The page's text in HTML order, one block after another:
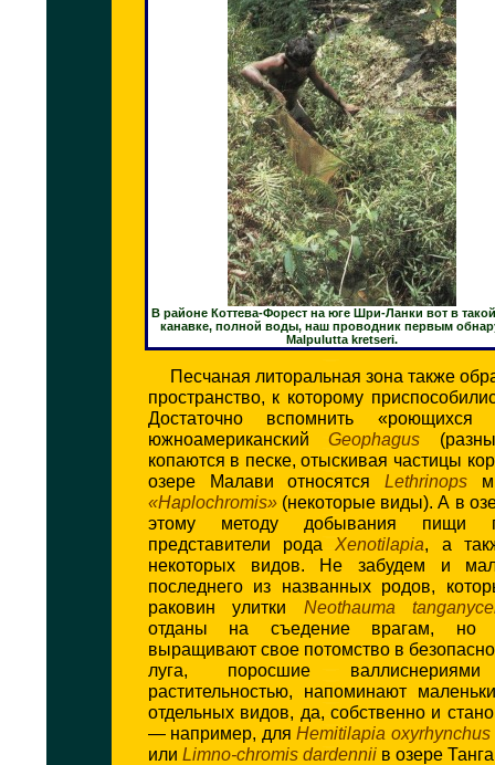
В районе Коттева-Форест на юге Шри-Ланки вот в
канавке, полной воды, наш проводник первым
Malpulutta kretseri.
Песчаная литоральная зона также
пространство, к которому
Достаточно вспомнить
южноамериканскийGeophagus
копаются в песке, отыскивая частицы
озере Малави относятся Lethrinops
«Haplochromis»(некоторые виды). А в
этому методу добывания пищи
представители рода Xenotilapia , а
некоторых видов. Не забудем и
последнего из названных родов,
раковин улитки Neothauma
отданы на съедение врагам, но
выращивают свое потомство в
луга, поросшие
растительностью, напоминают
отдельных видов, да, собственно и
— например, для Hemitilapia oxyrhynchus
или Limno-chromis dardenniiв озере